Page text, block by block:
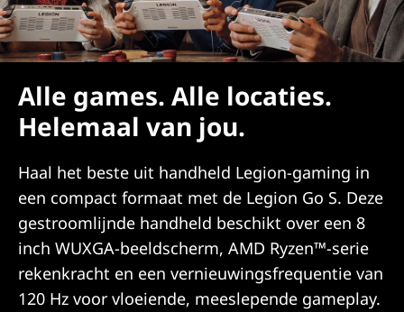
Alle games. Alle locaties.
Helemaal van jou.
Haal het beste uit handheld Legion-gaming in
een compact formaat met de Legion Go S. Deze
gestroomlijnde handheld beschikt over een 8
inch WUXGA-beeldscherm, AMD Ryzen™-serie
rekenkracht en een vernieuwingsfrequentie van
120 Hz voor vloeiende, meeslepende gameplay.